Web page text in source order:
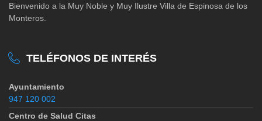
Bienvenido a la Muy Noble y Muy Ilustre Villa de Espinosa de los
Monteros.
TELÉFONOS DE INTERÉS
Ayuntamiento
947 120 002
Centro de Salud Citas